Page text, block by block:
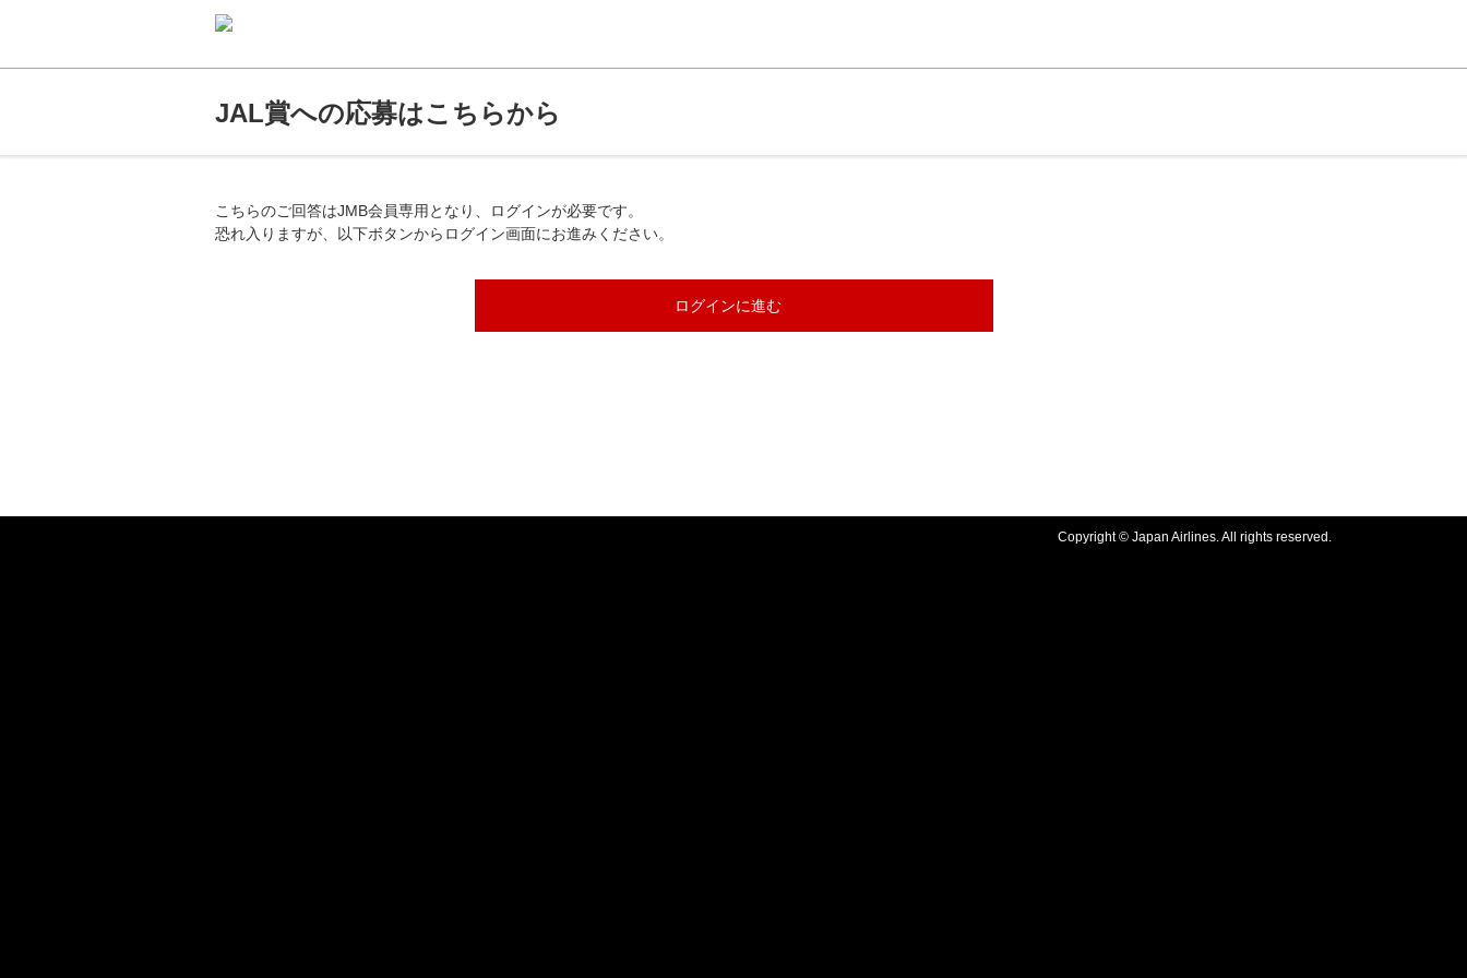
JAL賞への応募はこちらから
こちらのご回答はJMB会員専用となり、ログインが必要です。
恐れ入りますが、以下ボタンからログイン画面にお進みください。
ログインに進む
Copyright © Japan Airlines. All rights reserved.